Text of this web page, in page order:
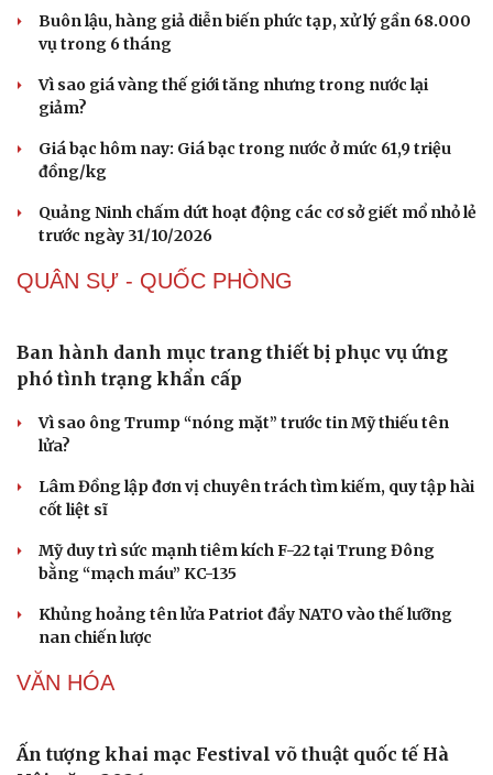
Sức khỏe
Dinh dưỡng - món ngon
Sản phụ khoa
Nhi khoa
Làm đẹp - giảm cân
Phòng mạch online
Ăn sạch sống khỏe
Đời sống
Tình yêu - Gia đình
Giá cà phê hôm nay 8/8: Giá cà phê giảm trên cả 2
sàn quốc tế
vụ trong 6 tháng
giảm?
Giá bạc hôm nay: Giá bạc trong nước ở mức 61,9 triệu
Quảng Ninh chấm dứt hoạt động các cơ sở giết mổ nhỏ lẻ
QUÂN SỰ - QUỐC PHÒNG
Ban hành danh mục trang thiết bị phục vụ ứng
phó tình trạng khẩn cấp
lửa?
cốt liệt sĩ